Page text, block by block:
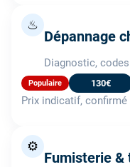
♨
Dépannage
Diagnostic,
Populaire 130€
Prix indicatif,
⚙️
Fumisterie &